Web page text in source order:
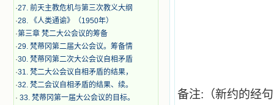
·27. 前天主教危机与第三次教义大纲
·28. 《人类通谕》（1950年）
·第三章 梵二大公会议的筹备
·29. 梵蒂冈第二届大公会议。筹备情
·30. 梵蒂冈第二次大公会议自相矛盾
·31. 梵二大公会议自相矛盾的结果，
·32. 梵二会议自相矛盾的结果、续。
· 33. 梵蒂冈第一届大公会议的目标。
备注:（新约的经